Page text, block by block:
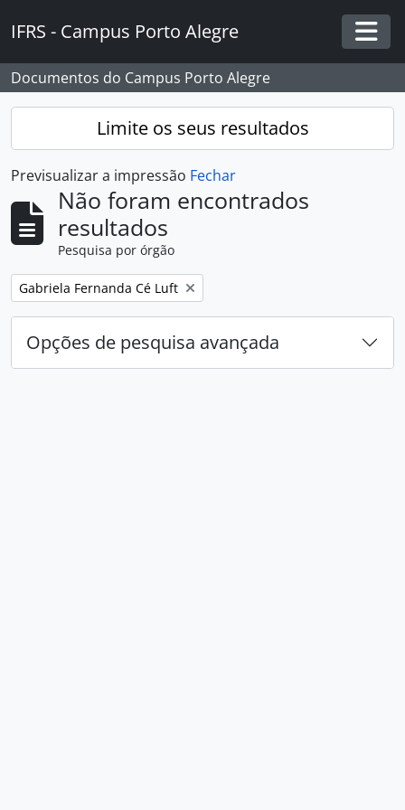
IFRS - Campus Porto Alegre
Documentos do Campus Porto Alegre
Limite os seus resultados
Previsualizar a impressão Fechar
Não foram encontrados
resultados
Pesquisa por órgão
Remover filtro:
Gabriela Fernanda Cé Luft
Opções de pesquisa avançada